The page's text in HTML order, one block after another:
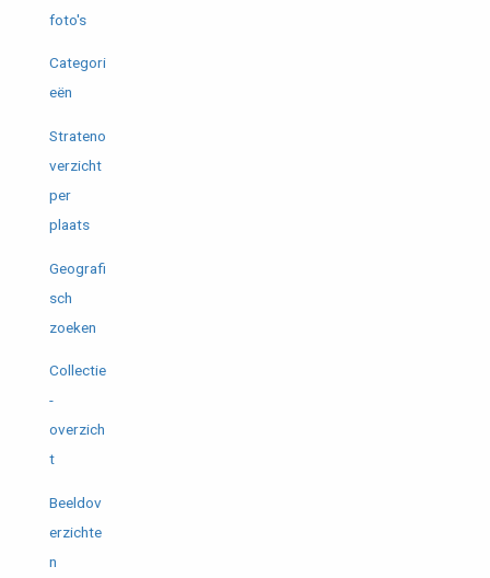
foto's
Categori
eën
Strateno
verzicht
per
plaats
Geografi
sch
zoeken
Collectie
-
overzich
t
Beeldov
erzichte
n